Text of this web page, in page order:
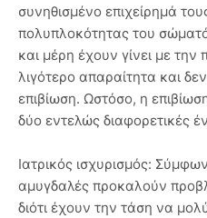
συνηθισμένο επιχείρημά
πολυπλοκότητας του
και μέρη έχουν γίνει με
λιγότερο απαραίτητα και
επιβίωση. Ωστόσο, η
δύο εντελώς διαφορετικές
Ιατρικός ισχυρισμός:
αμυγδαλές προκαλούν
διότι έχουν την τάση να